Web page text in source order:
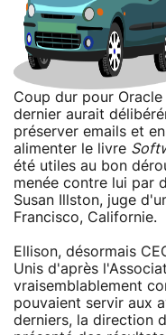
Coup dur pour
dernier aurait
préserver emails et
alimenter le livre
été utiles au bon
menée contre lui par
Susan Illston, juge
Francisco, Californie.
Ellison, désormais
Unis d'après
vraisemblablement
pouvaient servir aux
derniers, la direction